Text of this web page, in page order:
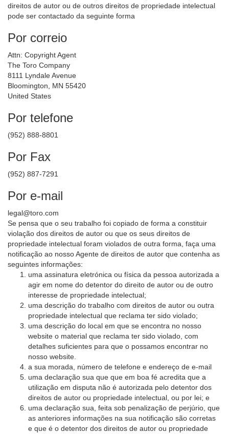
direitos de autor ou de outros direitos de propriedade intelectual
pode ser contactado da seguinte forma
Por correio
Attn: Copyright Agent
The Toro Company
8111 Lyndale Avenue
Bloomington, MN 55420
United States
Por telefone
(952) 888-8801
Por Fax
(952) 887-7291
Por e-mail
legal@toro.com
Se pensa que o seu trabalho foi copiado de forma a constituir
violação dos direitos de autor ou que os seus direitos de
propriedade intelectual foram violados de outra forma, faça uma
notificação ao nosso Agente de direitos de autor que contenha as
seguintes informações:
uma assinatura eletrónica ou física da pessoa autorizada a
agir em nome do detentor do direito de autor ou de outro
interesse de propriedade intelectual;
uma descrição do trabalho com direitos de autor ou outra
propriedade intelectual que reclama ter sido violado;
uma descrição do local em que se encontra no nosso
website o material que reclama ter sido violado, com
detalhes suficientes para que o possamos encontrar no
nosso website.
a sua morada, número de telefone e endereço de e-mail
uma declaração sua que que em boa fé acredita que a
utilização em disputa não é autorizada pelo detentor dos
direitos de autor ou propriedade intelectual, ou por lei; e
uma declaração sua, feita sob penalização de perjúrio, que
as anteriores informações na sua notificação são corretas
e que é o detentor dos direitos de autor ou propriedade